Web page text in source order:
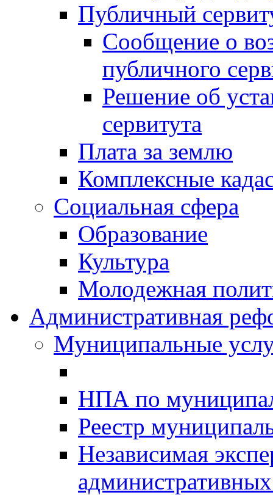
Публичный
Сообщение о
публичного
Решение об
сервитута
Плата за землю
Комплексные
Социальная сфера
Образование
Культура
Молодежная
Административная
Муниципальные
НПА по
Реестр
Независимая